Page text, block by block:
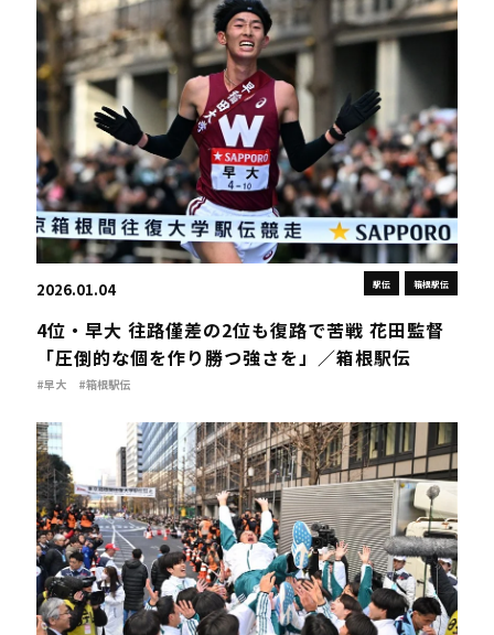
駅伝 箱根駅伝
2026.01.04
4位・早大 往路僅差の2位も復路で苦戦 花田監督
「圧倒的な個を作り勝つ強さを」／箱根駅伝
#早大 #箱根駅伝